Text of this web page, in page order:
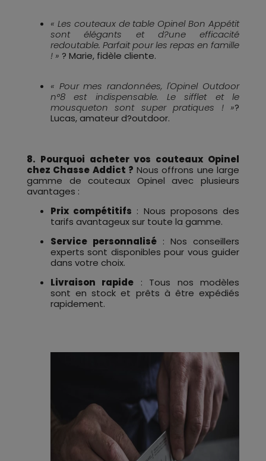
« Les couteaux de table Opinel Bon Appétit
sont élégants et d?une efficacité
redoutable. Parfait pour les repas en famille
! » ? Marie, fidèle cliente.
« Pour mes randonnées, l'Opinel Outdoor
n°8 est indispensable. Le sifflet et le
mousqueton sont super pratiques ! »?
Lucas, amateur d?outdoor.
8. Pourquoi acheter vos couteaux Opinel
chez Chasse Addict ? Nous offrons une large
gamme de couteaux Opinel avec plusieurs
avantages :
Prix compétitifs : Nous proposons des
tarifs avantageux sur toute la gamme.
Service personnalisé : Nos conseillers
experts sont disponibles pour vous guider
dans votre choix.
Livraison rapide : Tous nos modèles
sont en stock et prêts à être expédiés
rapidement.